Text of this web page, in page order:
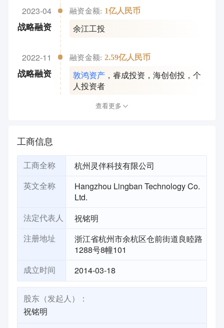
2023-04
战略融资
融资金额: 1亿人民币
余江工投
2022-11
战略融资
融资金额: 2.59亿人民币
敦鸿资产 ，睿成投资 ，海创创投 ，个
人投资者
查看更多
工商信息
工商全称 杭州灵伴科技有限公司
英文全称
Hangzhou Lingban Technology Co.
Ltd.
法定代表人 祝铭明
注册地址
浙江省杭州市余杭区仓前街道良睦路
1288号8幢101
成立时间 2014-03-18
股东（发起人）：
祝铭明